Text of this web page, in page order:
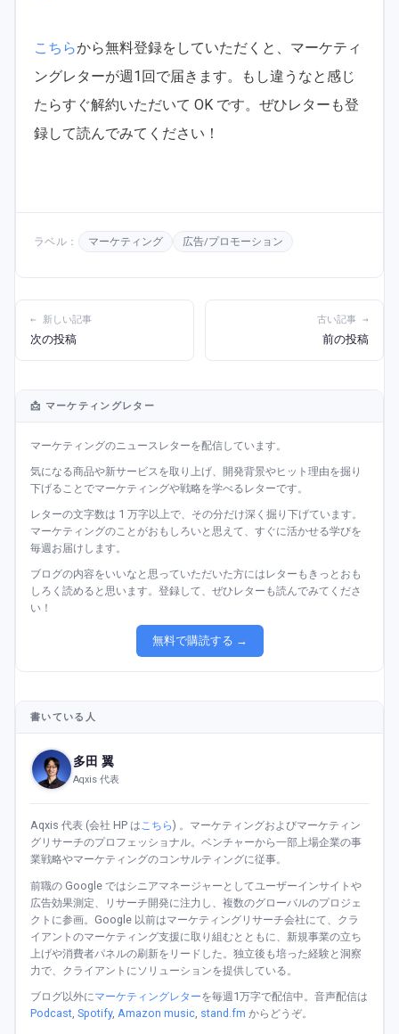
こちらから無料登録をしていただくと、マーケティ
ングレターが週1回で届きます。もし違うなと感じ
たらすぐ解約いただいて OK です。ぜひレターも登
録して読んでみてください！
ラベル： マーケティング 広告/プロモーション
← 新しい記事
次の投稿
古い記事 →
前の投稿
📩 マーケティングレター
マーケティングのニュースレターを配信しています。
気になる商品や新サービスを取り上げ、開発背景やヒット理由を掘り
下げることでマーケティングや戦略を学べるレターです。
レターの文字数は 1 万字以上で、その分だけ深く掘り下げています。
マーケティングのことがおもしろいと思えて、すぐに活かせる学びを
毎週お届けします。
ブログの内容をいいなと思っていただいた方にはレターもきっとおも
しろく読めると思います。登録して、ぜひレターも読んでみてくださ
い！
無料で購読する →
書いている人
多田 翼
Aqxis 代表
Aqxis 代表 (会社 HP はこちら) 。マーケティングおよびマーケティン
グリサーチのプロフェッショナル。ベンチャーから一部上場企業の事
業戦略やマーケティングのコンサルティングに従事。
前職の Google ではシニアマネージャーとしてユーザーインサイトや
広告効果測定、リサーチ開発に注力し、複数のグローバルのプロジェ
クトに参画。Google 以前はマーケティングリサーチ会社にて、クラ
イアントのマーケティング支援に取り組むとともに、新規事業の立ち
上げや消費者パネルの刷新をリードした。独立後も培った経験と洞察
力で、クライアントにソリューションを提供している。
ブログ以外にマーケティングレターを毎週1万字で配信中。音声配信は
Podcast, Spotify, Amazon music, stand.fm からどうぞ。